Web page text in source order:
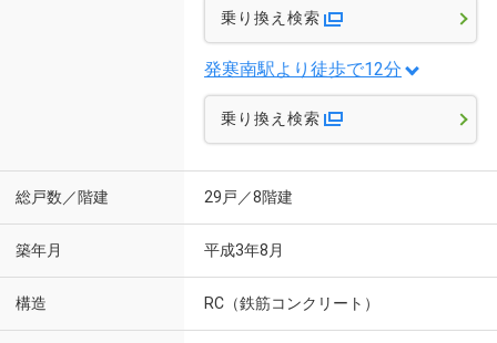
乗り換え検索
発寒南駅より徒歩で12分
乗り換え検索
総戸数／階建 29戸／8階建
築年月 平成3年8月
構造 RC（鉄筋コンクリート）